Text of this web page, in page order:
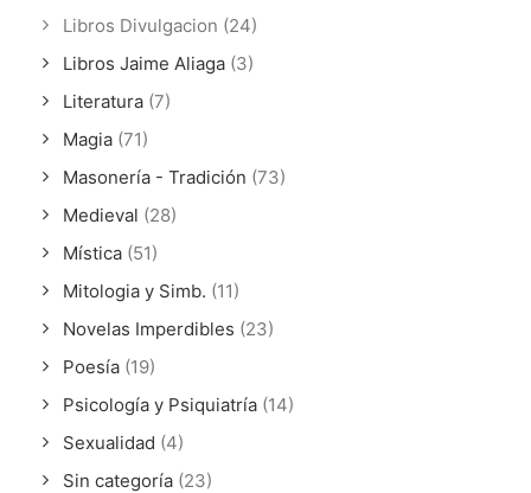
Libros Divulgacion (24)
Libros Jaime Aliaga (3)
Literatura (7)
Magia (71)
Masonería - Tradición (73)
Medieval (28)
Mística (51)
Mitologia y Simb. (11)
Novelas Imperdibles (23)
Poesía (19)
Psicología y Psiquiatría (14)
Sexualidad (4)
Sin categoría (23)